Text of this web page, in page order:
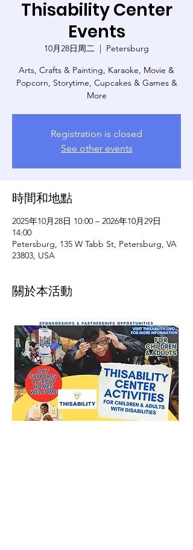
Thisability Center
Events
10月28日周二
  |
Petersburg
Arts, Crafts & Painting, Karaoke, Movie &
Popcorn, Storytime, Cupcakes & Games &
More
Registration is closed
See other events
時間和地點
2025年10月28日 10:00 – 2026年10月29日
14:00
Petersburg, 135 W Tabb St, Petersburg, VA
23803, USA
關於本活動